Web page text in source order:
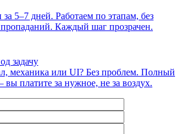
5–7 дней. Работаем по этапам, без
Каждый шаг прозрачен.
задачу
механика или UI? Без проблем. Полный
платите за нужное, не за воздух.